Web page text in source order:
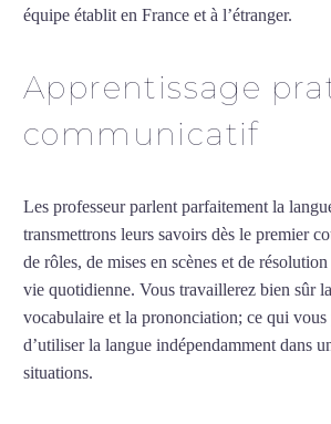
équipe établit en France et à l’étranger.
Apprentissage
communicatif
Les professeur parlent parfaitement la
transmettrons leurs savoirs dès le premier
de rôles, de mises en scènes et de
vie quotidienne. Vous travaillerez bien sûr
vocabulaire et la prononciation; ce qui vous
d’utiliser la langue indépendamment dans
situations.